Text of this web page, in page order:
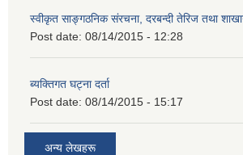
स्वीकृत साङ्गठनिक संरचना, दरबन्दी तेरिज तथा
Post date: 08/14/2015 - 12:28
ब्यक्तिगत घट्ना दर्ता
Post date: 08/14/2015 - 15:17
अन्य लेखहरू